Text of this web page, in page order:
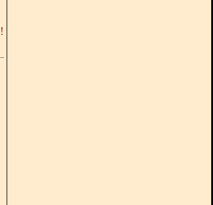
!